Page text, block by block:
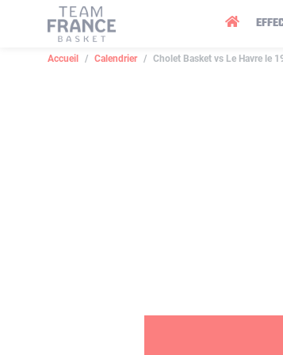
Accueil Calendrier Cholet Basket vs Le Havre le
Panneau de gestion des cookies